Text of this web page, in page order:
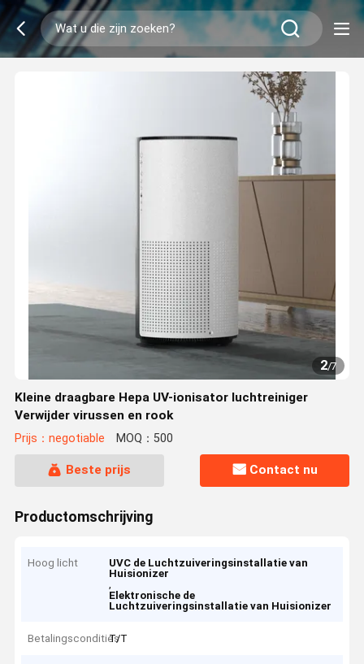
2/7
Kleine draagbare Hepa UV-ionisator luchtreiniger
Verwijder virussen en rook
Prijs：negotiable MOQ：500
Beste prijs Contact nu
Productomschrijving
Hoog licht
UVC de Luchtzuiveringsinstallatie van
Huisionizer
,
Elektronische de
Luchtzuiveringsinstallatie van Huisionizer
Betalingscondities
T/T